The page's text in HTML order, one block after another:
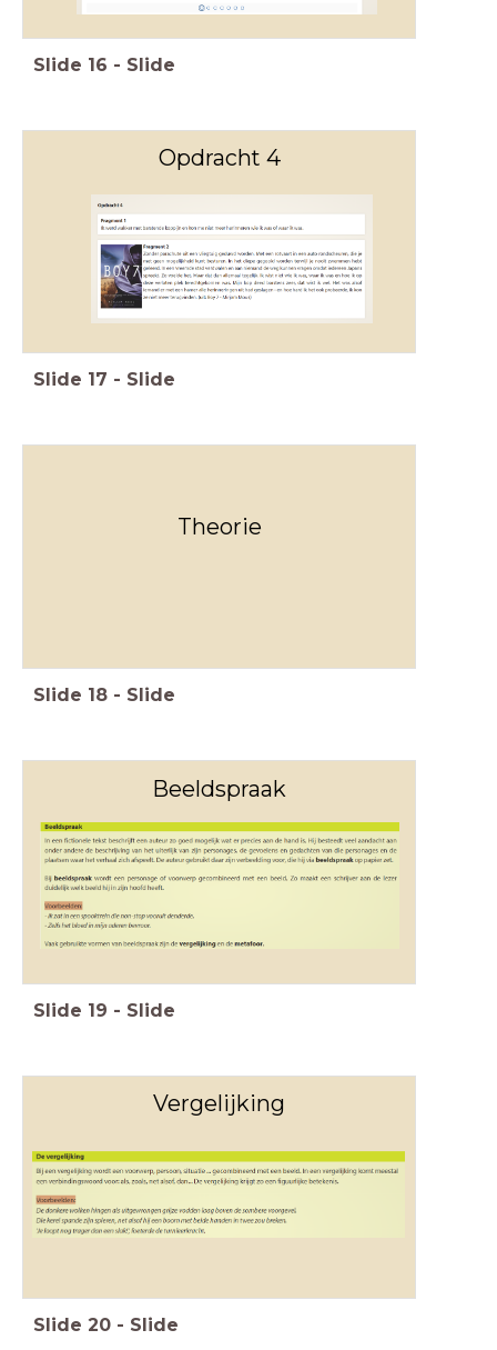
Slide 16 - Slide
Opdracht 4
Slide 17 - Slide
Theorie
Slide 18 - Slide
Beeldspraak
Slide 19 - Slide
Vergelijking
Slide 20 - Slide